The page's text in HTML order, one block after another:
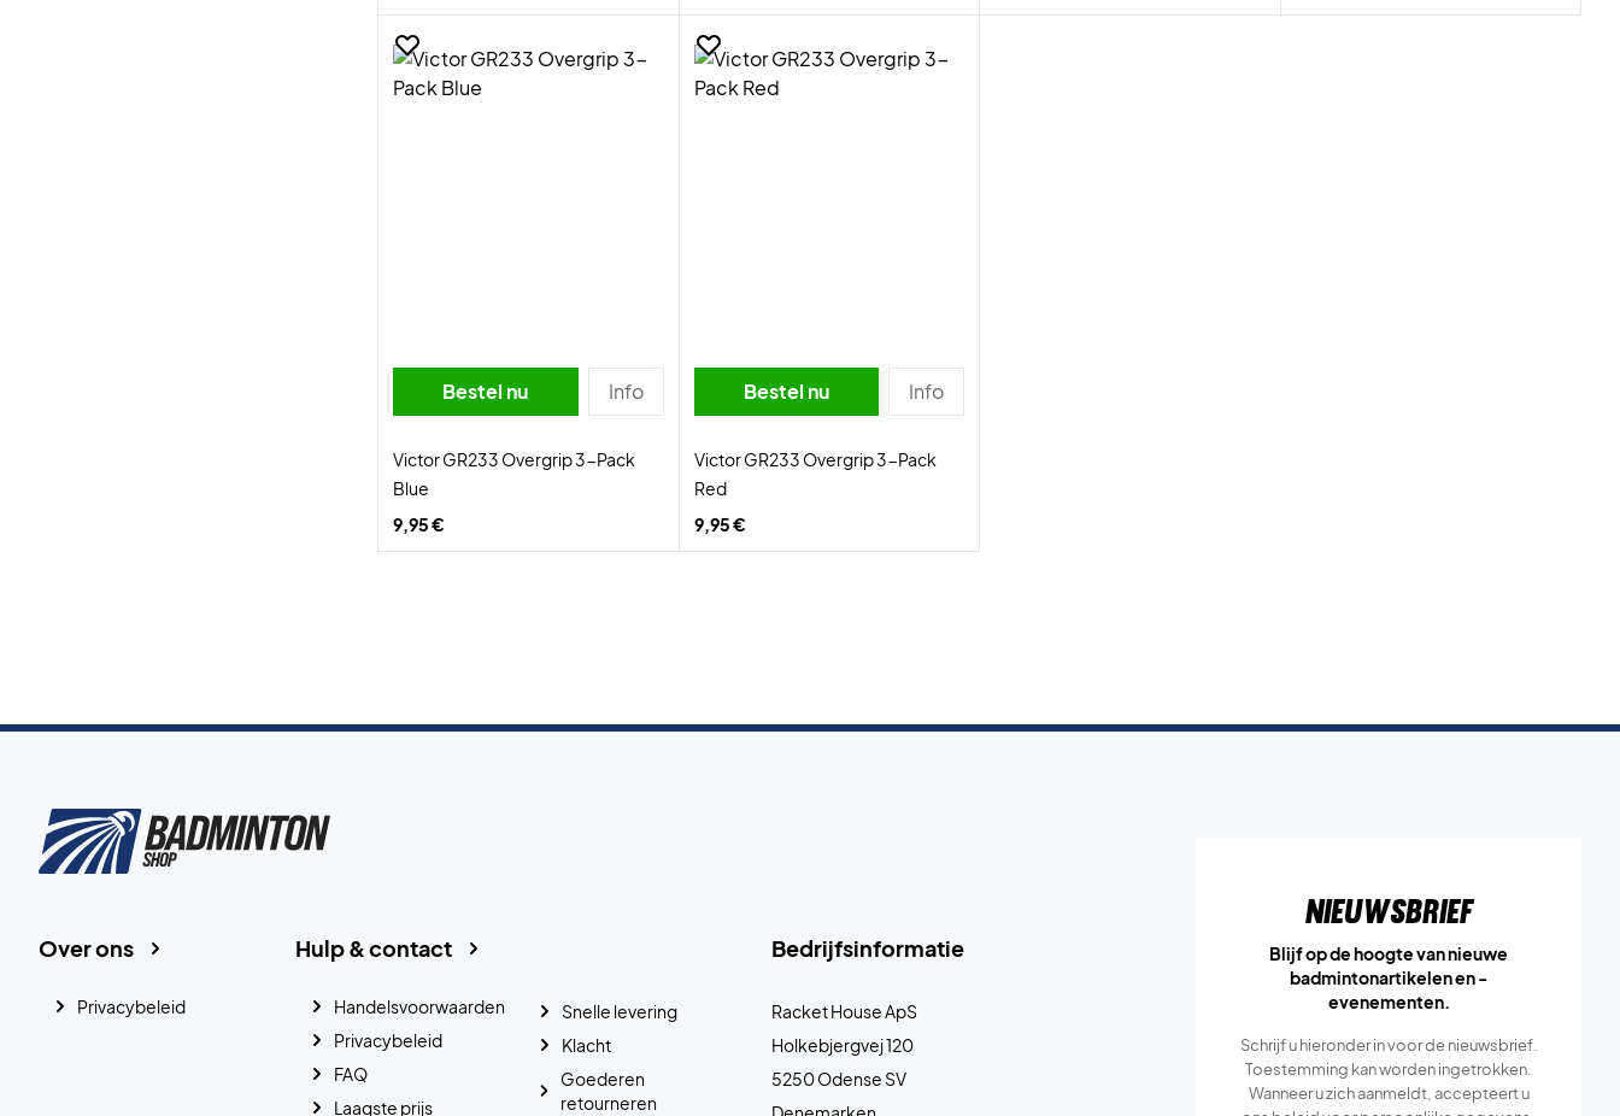
Bestel nu Info
Victor GR233 Overgrip 3-Pack
Blue
9,95 €
Bestel nu Info
Victor GR233 Overgrip 3-Pack
Red
9,95 €
Bedrijfsinformatie
Racket House ApS
Holkebjergvej 120
5250 Odense SV
Hulp & contact
Handelsvoorwaarden
Privacybeleid
FAQ
Laagste prijs
Snelle levering
Klacht
Goederen
retourneren
Over ons
Privacybeleid
Nieuwsbrief
Blijf op de hoogte van nieuwe
badmintonartikelen en -
evenementen.
Schrijf u hieronder in voor de nieuwsbrief.
Toestemming kan worden ingetrokken.
Wanneer u zich aanmeldt, accepteert u